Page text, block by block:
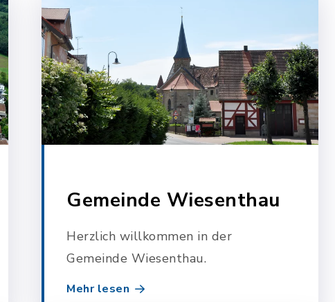
Gemeinde Wiesenthau
Herzlich willkommen in der
Gemeinde Wiesenthau.
Mehr lesen